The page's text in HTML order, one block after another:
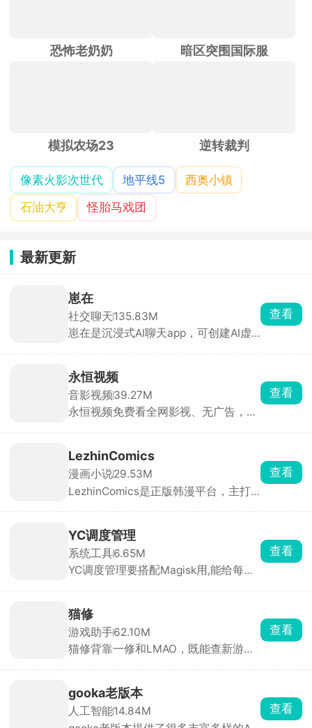
恐怖老奶奶 暗区突围国际服
模拟农场23 逆转裁判
像素火影次世代 地平线5
西奥小镇
石油大亨
怪胎马戏团
最新更新
崽在
社交聊天135.83M
崽在是沉浸式AI聊天app，可创建AI虚
结局。不满意就能随时调整，从人设到
声音全都是可控的，专属感强。
查看
永恒视频
音影视频39.27M
永恒视频免费看全网影视、无广告，聚
演搜索，基本搜啥有啥，拥有一个app
就能看遍全网影视。
查看
LezhinComics
漫画小说29.53M
LezhinComics是正版韩漫平台，主打
面要充硬币按章付费。漫画都是高清
的，能调阅读模式、夜间模式，还能离
线下载。每日免费章节、限时折扣都
有，适合喜欢韩漫的漫迷。
查看
YC调度管理
系统工具6.65M
YC调度管理要搭配Magisk用,能给每个
式更耐用。还能设置屏幕刷新率，高刷
更流畅。能看CPU温度、帧率，一键清
后台，解决手机越用越卡、玩游戏掉帧
的问题。
查看
猫修
游戏助手62.10M
猫修背靠一修和LMAO，既能查新游资
玩家社区，能分享存档、找队友，发帖
攒积分还能抽游戏 KEY。日常找汉化、
查攻略、微调单机用它很方便。
查看
gooka老版本
人工智能14.84M
查看